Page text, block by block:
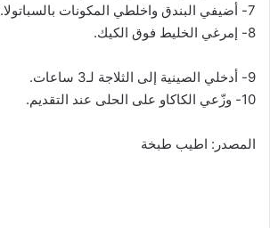
7- أضيفي البندق واخلطي المكونات بالسباتولا.
8- إمرغي الخليط فوق الكيك.
9- أدخلي الصينية إلى الثلاجة لـ3 ساعات.
10- وزّعي الكاكاو على الحلى عند التقديم.
المصدر: اطيب طبخة